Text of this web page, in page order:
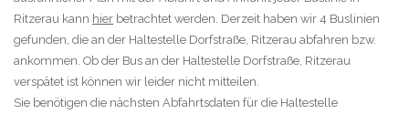
Ritzerau kann hier betrachtet werden. Derzeit haben wir 4 Buslinien
gefunden, die an der Haltestelle Dorfstraße, Ritzerau abfahren bzw.
ankommen. Ob der Bus an der Haltestelle Dorfstraße, Ritzerau
verspätet ist können wir leider nicht mitteilen.
Sie benötigen die nächsten Abfahrtsdaten für die Haltestelle